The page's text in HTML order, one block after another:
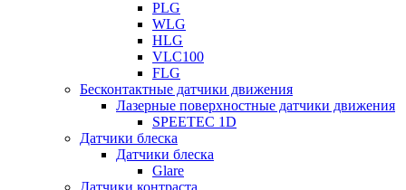
PLG
WLG
HLG
VLC100
FLG
Бесконтактные датчики движения
Лазерные поверхностные датчики движения
SPEETEC 1D
Датчики блеска
Датчики блеска
Glare
Датчики контраста